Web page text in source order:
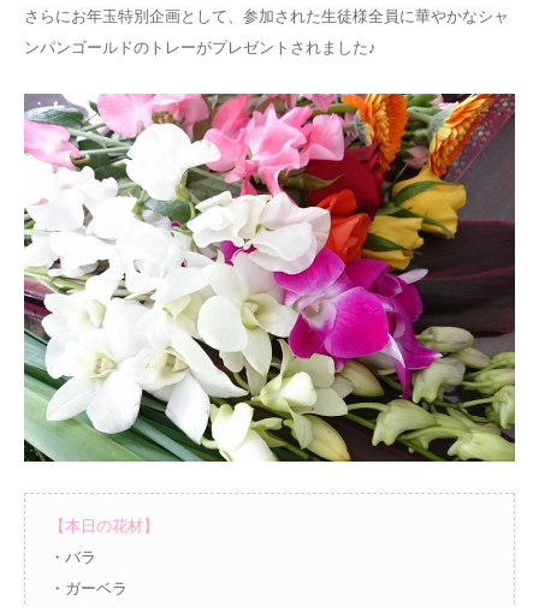
さらにお年玉特別企画として、参加された生徒様全員に華やかなシャ
ンパンゴールドのトレーがプレゼントされました♪
【本日の花材】
・バラ
・ガーベラ